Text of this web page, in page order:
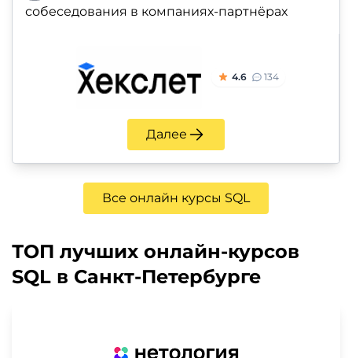
собеседования в компаниях-партнёрах
4.6 134
Далее
Все онлайн курсы SQL
ТОП лучших онлайн-курсов
SQL в Санкт-Петербурге